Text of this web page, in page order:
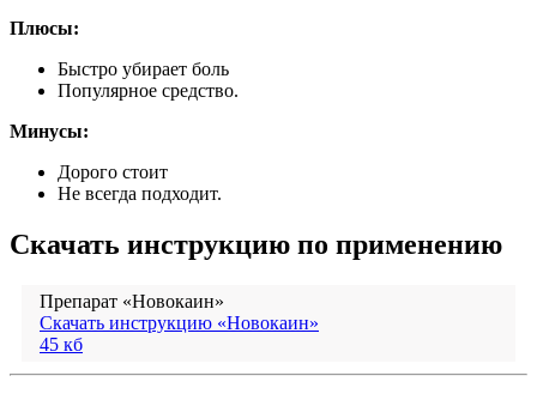
Плюсы:
Быстро убирает боль
Популярное средство.
Минусы:
Дорого стоит
Не всегда подходит.
Скачать инструкцию по применению
Препарат «Новокаин»
Скачать инструкцию «Новокаин»
45 кб